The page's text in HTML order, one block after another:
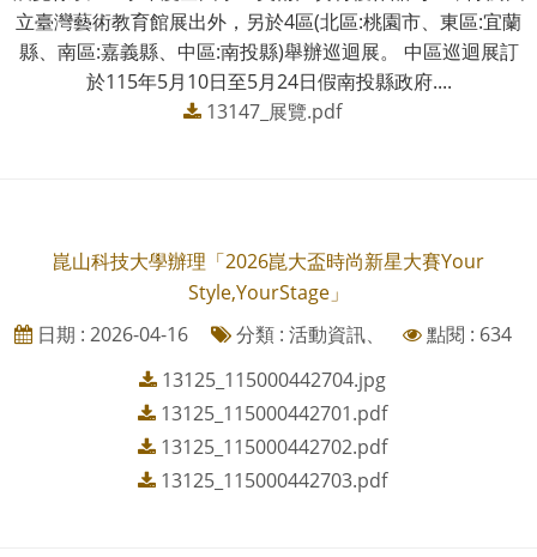
立臺灣藝術教育館展出外，另於4區(北區:桃園市、東區:宜蘭
縣、南區:嘉義縣、中區:南投縣)舉辦巡迴展。 中區巡迴展訂
於115年5月10日至5月24日假南投縣政府....
13147_展覽.pdf
崑山科技大學辦理「2026崑大盃時尚新星大賽Your
Style,YourStage」
日期 : 2026-04-16
分類 : 活動資訊、
點閱 : 634
13125_115000442704.jpg
13125_115000442701.pdf
13125_115000442702.pdf
13125_115000442703.pdf